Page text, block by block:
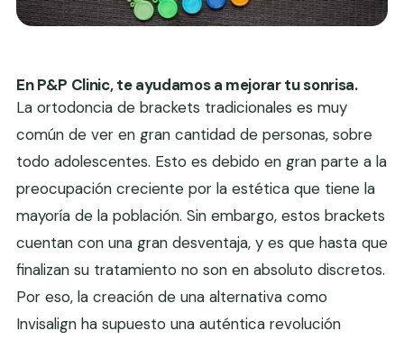
En P&P Clinic, te ayudamos a mejorar tu sonrisa.
La ortodoncia de brackets tradicionales es muy
común de ver en gran cantidad de personas, sobre
todo adolescentes. Esto es debido en gran parte a la
preocupación creciente por la estética que tiene la
mayoría de la población. Sin embargo, estos brackets
cuentan con una gran desventaja, y es que hasta que
finalizan su tratamiento no son en absoluto discretos.
Por eso, la creación de una alternativa como
Invisalign ha supuesto una auténtica revolución